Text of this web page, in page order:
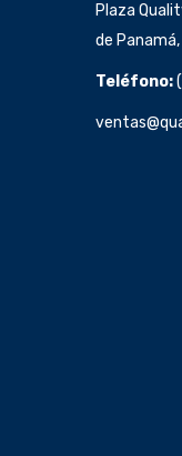
Plaza
de
Teléfono: